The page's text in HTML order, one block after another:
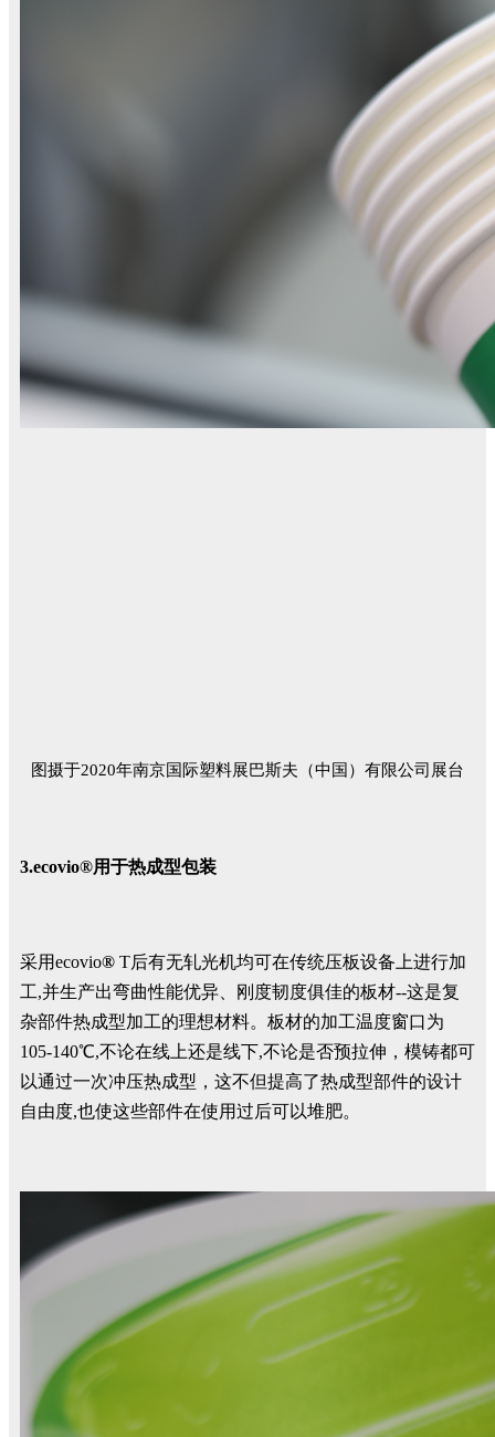
图摄于2020年南京国际塑料展巴斯夫（中国 ）有限公司 展台
3.ecovio®用于热成型包装
采用ecovio® T后有无轧光机均可在传统压板设备上进行加
工,并生产出弯曲性能优异、刚度韧度俱佳的板材--这是复
杂部件热成型加工的理想材料。板材的加工温度窗口为
105-140℃,不论在线上还是线下,不论是否预拉伸，模铸都可
以通过一次冲压热成型，这不但提高了热成型部件的设计
自由度,也使这些部件在使用过后可以堆肥。